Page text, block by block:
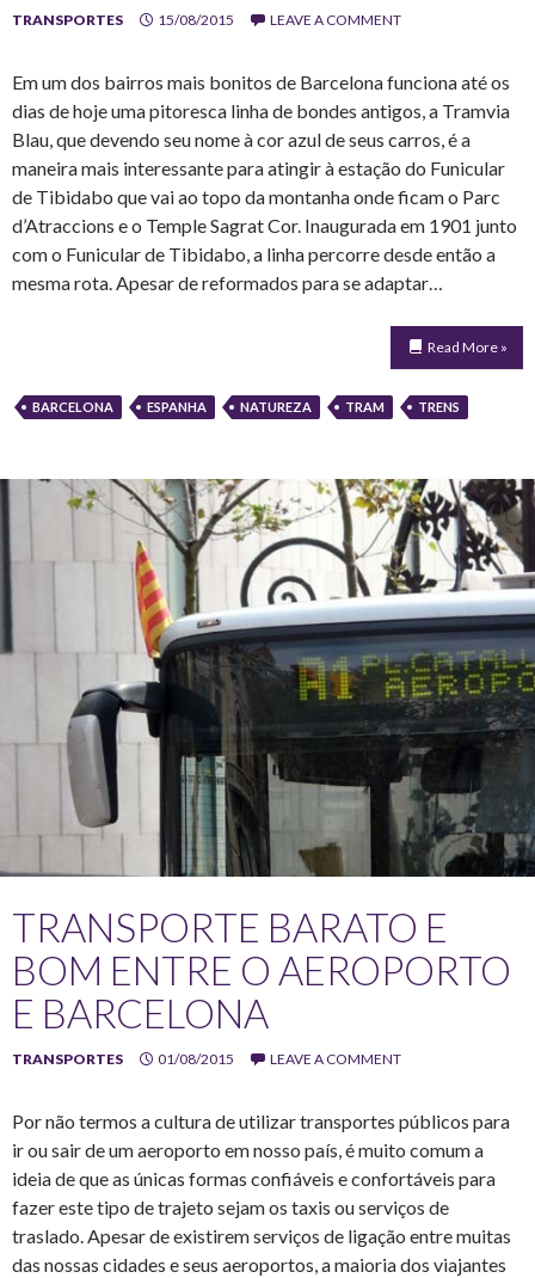
TRANSPORTES 15/08/2015 LEAVE A COMMENT
Em um dos bairros mais bonitos de Barcelona funciona até os
dias de hoje uma pitoresca linha de bondes antigos, a Tramvia
Blau, que devendo seu nome à cor azul de seus carros, é a
maneira mais interessante para atingir à estação do Funicular
de Tibidabo que vai ao topo da montanha onde ficam o Parc
d’Atraccions e o Temple Sagrat Cor. Inaugurada em 1901 junto
com o Funicular de Tibidabo, a linha percorre desde então a
mesma rota. Apesar de reformados para se adaptar…
Read More »
BARCELONA ESPANHA NATUREZA TRAM TRENS
TRANSPORTE BARATO E
BOM ENTRE O AEROPORTO
E BARCELONA
TRANSPORTES 01/08/2015 LEAVE A COMMENT
Por não termos a cultura de utilizar transportes públicos para
ir ou sair de um aeroporto em nosso país, é muito comum a
ideia de que as únicas formas confiáveis e confortáveis para
fazer este tipo de trajeto sejam os taxis ou serviços de
traslado. Apesar de existirem serviços de ligação entre muitas
das nossas cidades e seus aeroportos, a maioria dos viajantes